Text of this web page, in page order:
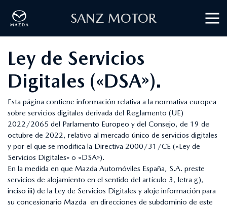
SANZ MOTOR
Ley de Servicios
Digitales («DSA»).
Esta página contiene información relativa a la normativa europea
sobre servicios digitales derivada del Reglamento (UE)
2022/2065 del Parlamento Europeo y del Consejo, de 19 de
octubre de 2022, relativo al mercado único de servicios digitales
y por el que se modifica la Directiva 2000/31/CE («Ley de
Servicios Digitales» o «DSA»).
En la medida en que Mazda Automóviles España, S.A. preste
servicios de alojamiento en el sentido del artículo 3, letra g),
inciso iii) de la Ley de Servicios Digitales y aloje información para
su concesionario Mazda en direcciones de subdominio de este